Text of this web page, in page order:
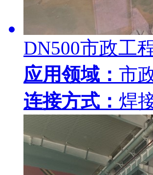
DN500市政工
应用领域： 市
连接方式： 焊